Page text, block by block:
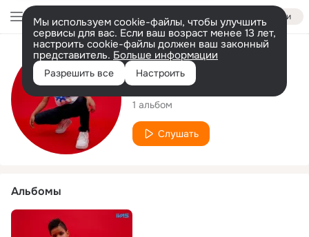
Войти
Мы используем cookie-файлы, чтобы улучшить
сервисы для вас. Если ваш возраст менее 13 лет,
настроить cookie-файлы должен ваш законный
представитель. Больше информации
Разрешить все Настроить
Исполнитель
تيم الشامي
1 альбом
Слушать
Альбомы